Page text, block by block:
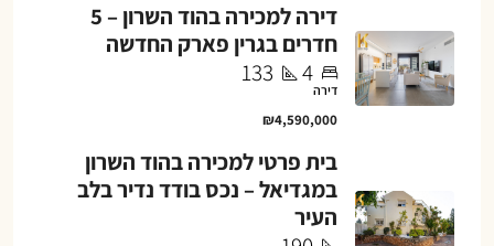
דירה למכירה בהוד השרון – 5
חדרים בגרין פארק החדשה
4
133
דירה
₪4,590,000
בית פרטי למכירה בהוד השרון
במגדיאל – נכס בודד נדיר בלב
העיר